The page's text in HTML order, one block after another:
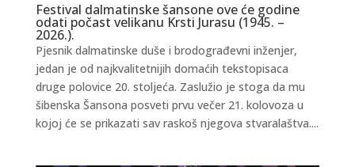
Festival dalmatinske šansone ove će godine
odati počast velikanu Krsti Jurasu (1945. –
2026.).
Pjesnik dalmatinske duše i brodograđevni inženjer,
jedan je od najkvalitetnijih domaćih tekstopisaca
druge polovice 20. stoljeća. Zaslužio je stoga da mu
šibenska Šansona posveti prvu večer 21. kolovoza u
kojoj će se prikazati sav raskoš njegova stvaralaštva....